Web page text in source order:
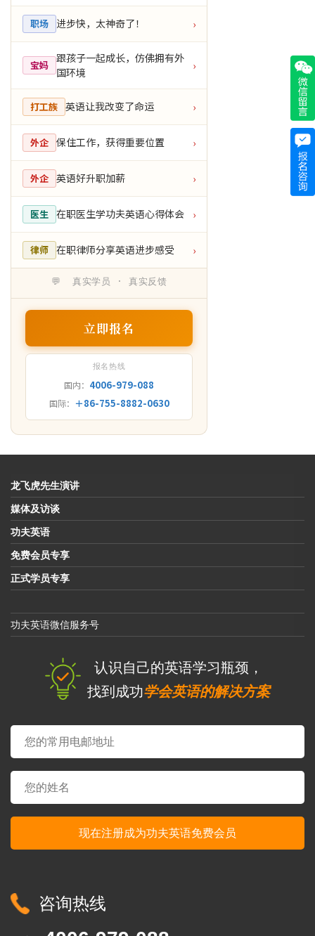
职场 进步快，太神奇了！ ›
宝妈
跟孩子一起成长，仿佛拥有外
国环境
›
打工族 英语让我改变了命运 ›
外企 保住工作，获得重要位置 ›
外企 英语好升职加薪 ›
医生 在职医生学功夫英语心得体会 ›
律师 在职律师分享英语进步感受 ›
💬 真实学员 · 真实反馈
立即报名
报名热线
国内： 4006-979-088
国际： ＋86-755-8882-0630
龙飞虎先生演讲
媒体及访谈
功夫英语
免费会员专享
正式学员专享
功夫英语微信服务号
认识自己的英语学习瓶颈，
找到成功学会英语的解决方案
咨询热线